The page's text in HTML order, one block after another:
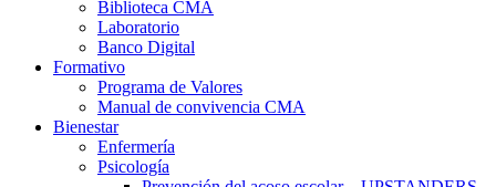
Biblioteca CMA
Laboratorio
Banco Digital
Formativo
Programa de Valores
Manual de convivencia CMA
Bienestar
Enfermería
Psicología